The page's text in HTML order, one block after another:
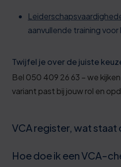
aanvullende training
Twijfel je over de juiste
Bel 050 409 26 63 – we
variant past bij jouw rol en
VCA register, wat staat
Hoe doe ik een VCA-